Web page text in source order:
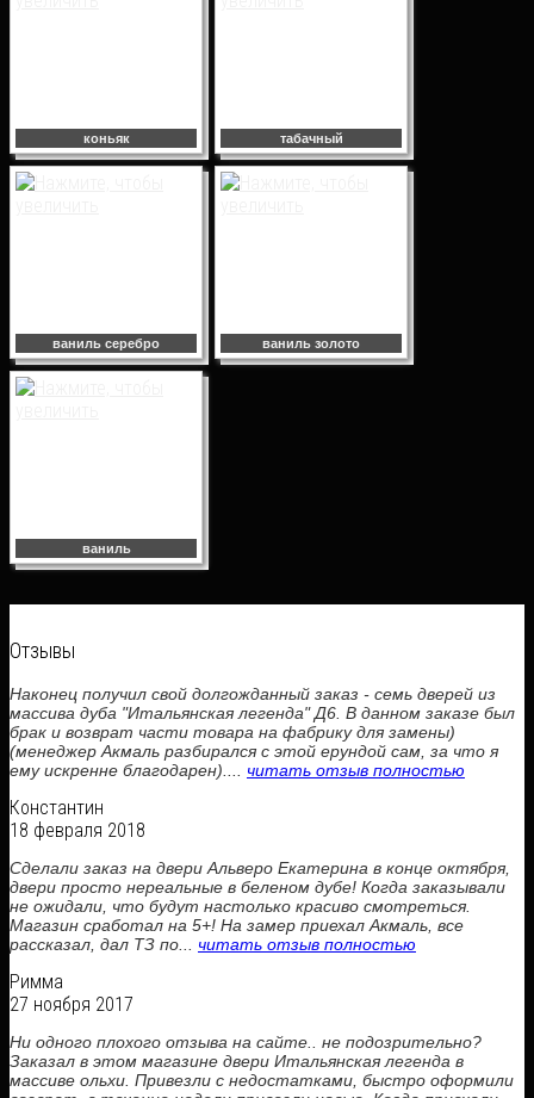
коньяк табачный
ваниль серебро ваниль золото
ваниль
Отзывы
Наконец получил свой долгожданный заказ - семь дверей из
массива дуба "Итальянская легенда" Д6. В данном заказе был
брак и возврат части товара на фабрику для замены)
(менеджер Акмаль разбирался с этой ерундой сам, за что я
ему искренне благодарен).... читать отзыв полностью
Константин
18 февраля 2018
Сделали заказ на двери Альверо Екатерина в конце октября,
двери просто нереальные в беленом дубе! Когда заказывали
не ожидали, что будут настолько красиво смотреться.
Магазин сработал на 5+! На замер приехал Акмаль, все
рассказал, дал ТЗ по... читать отзыв полностью
Римма
27 ноября 2017
Ни одного плохого отзыва на сайте.. не подозрительно?
Заказал в этом магазине двери Итальянская легенда в
массиве ольхи. Привезли с недостатками, быстро оформили